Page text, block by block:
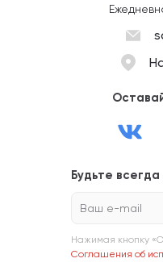
Будьте всегда
Ваш e-mail
Нажимая кнопку
Соглашения об